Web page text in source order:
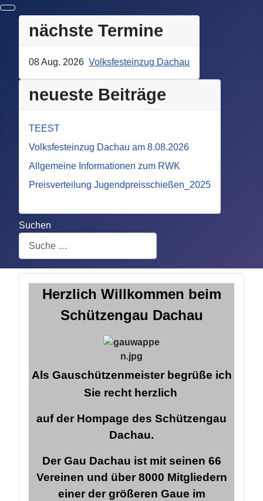
nächste Termine
08 Aug. 2026 Volksfesteinzug Dachau
neueste Beiträge
TEEST
Volksfesteinzug Dachau am 8.08.2026
Allgemeine Informationen zum RWK
Preisverteilung Jugendpreisschießen_2025
Suchen
Herzlich Willkommen beim
Schützengau Dachau
Als Gauschützenmeister begrüße ich
Sie recht herzlich
auf der Hompage des Schützengau
Dachau.
Der Gau Dachau ist mit seinen 66
Vereinen und über 8000 Mitgliedern
einer der größeren Gaue im